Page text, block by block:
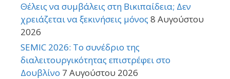
Θέλεις να συμβάλεις στη Βικιπαίδεια; Δεν
χρειάζεται να ξεκινήσεις μόνος 8 Αυγούστου
2026
SEMIC 2026: Το συνέδριο της
διαλειτουργικότητας επιστρέφει στο
Δουβλίνο 7 Αυγούστου 2026